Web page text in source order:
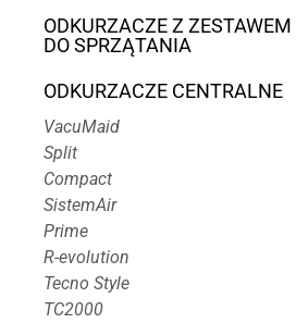
ODKURZACZE Z ZESTAWEM
DO SPRZĄTANIA
ODKURZACZE CENTRALNE
VacuMaid
Split
Compact
SistemAir
Prime
R-evolution
Tecno Style
TC2000